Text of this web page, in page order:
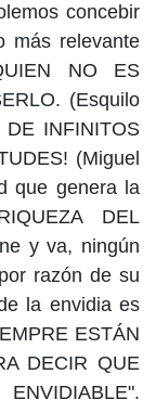
concebir
más relevante
NO ES
(Esquilo
DE INFINITOS
(Miguel
que genera la
DEL
y va, ningún
razón de su
la envidia es
ESTÁN
DECIR QUE